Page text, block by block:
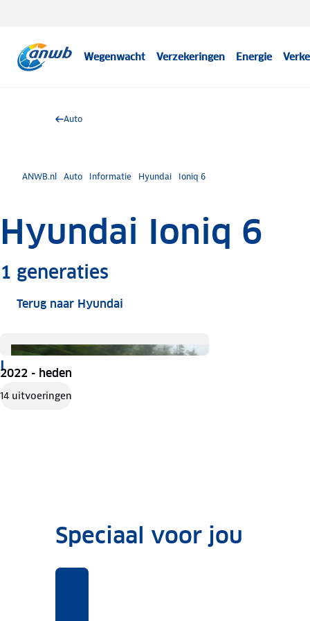
Wegenwacht Verzekeringen Energie
Auto
ANWB.nl Auto Informatie Hyundai Ioniq 6
Hyundai Ioniq 6
1 generaties
Terug naar Hyundai
I
2022 - heden
14 uitvoeringen
Speciaal voor jou